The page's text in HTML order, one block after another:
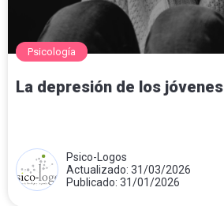
Psicología
La depresión de los jóvenes
Psico-Logos
Actualizado: 31/03/2026
Publicado: 31/01/2026